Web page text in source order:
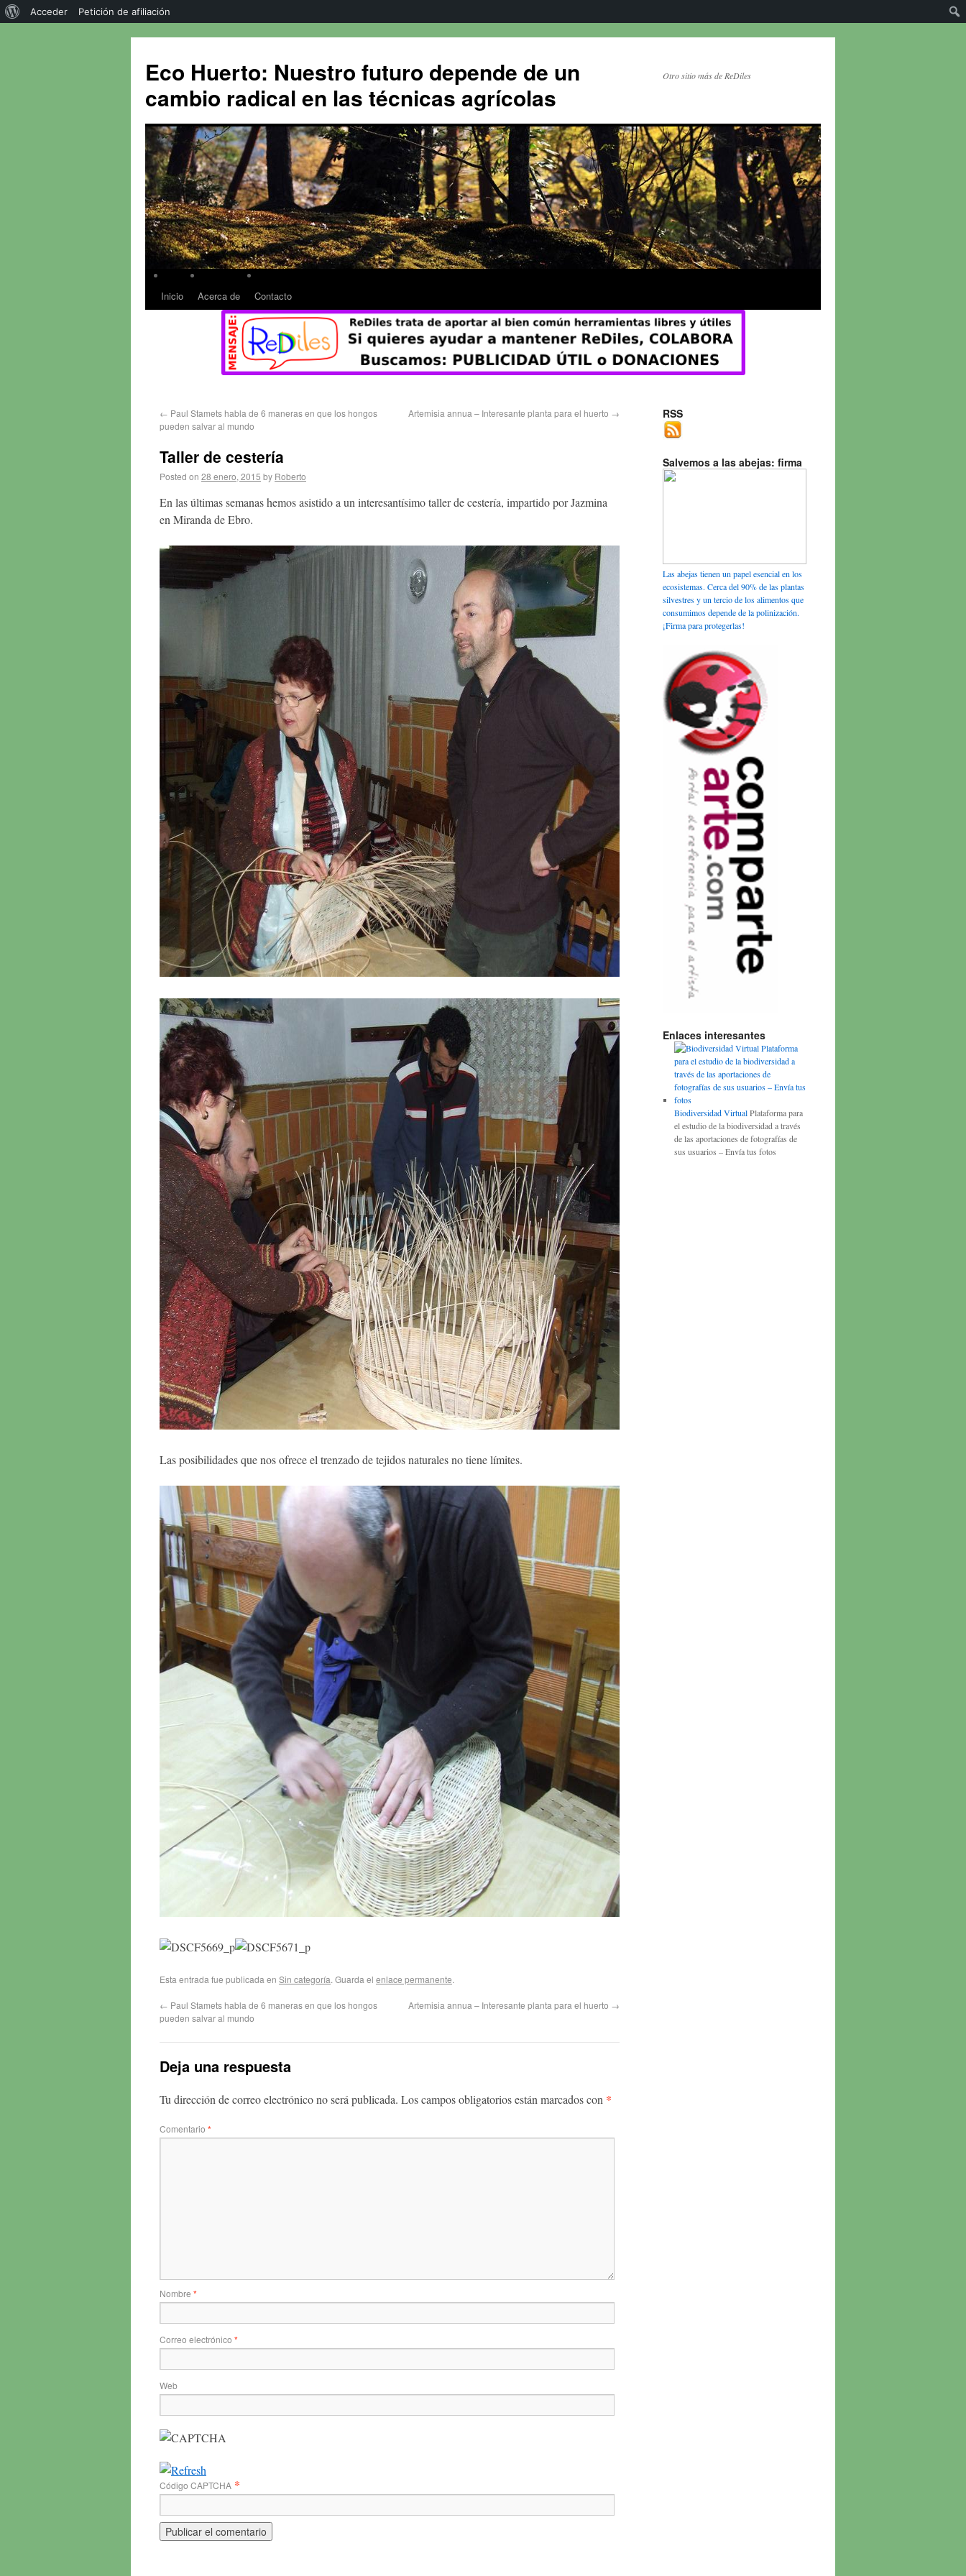
Eco Huerto: Nuestro futuro depende de un
cambio radical en las técnicas agrícolas
Otro sitio más de ReDiles
Inicio Acerca de Contacto
← Paul Stamets habla de 6 maneras en que los hongos
pueden salvar al mundo
Artemisia annua – Interesante planta para el huerto →
Taller de cestería
Posted on 28 enero, 2015 by Roberto
En las últimas semanas hemos asistido a un interesantísimo taller de cestería, impartido por Jazmina
en Miranda de Ebro.
Las posibilidades que nos ofrece el trenzado de tejidos naturales no tiene límites.
Esta entrada fue publicada en Sin categoría. Guarda el enlace permanente.
← Paul Stamets habla de 6 maneras en que los hongos
pueden salvar al mundo
Artemisia annua – Interesante planta para el huerto →
Deja una respuesta
Tu dirección de correo electrónico no será publicada. Los campos obligatorios están marcados con *
Comentario *
Nombre *
Correo electrónico *
Web
Código CAPTCHA *
RSS
Salvemos a las abejas: firma
Las abejas tienen un papel esencial en los
ecosistemas. Cerca del 90% de las plantas
silvestres y un tercio de los alimentos que
consumimos depende de la polinización.
¡Firma para protegerlas!
Enlaces interesantes
Biodiversidad VirtualPlataforma para
el estudio de la biodiversidad a través
de las aportaciones de fotografías de
sus usuarios – Envía tus fotos
Acceder Petición de afiliación